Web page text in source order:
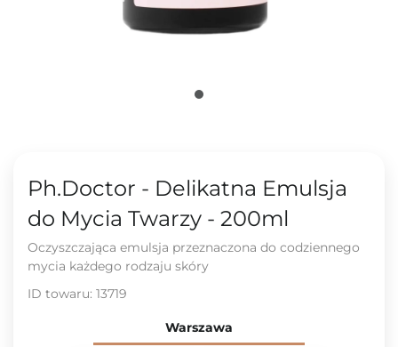
Ph.Doctor - Delikatna Emulsja
do Mycia Twarzy - 200ml
Oczyszczająca emulsja przeznaczona do codziennego
mycia każdego rodzaju skóry
ID towaru: 13719
Warszawa